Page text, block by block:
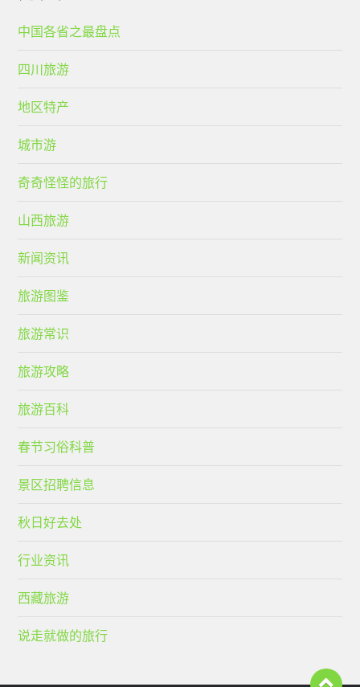
中国各省之最盘点
四川旅游
地区特产
城市游
奇奇怪怪的旅行
山西旅游
新闻资讯
旅游图鉴
旅游常识
旅游攻略
旅游百科
春节习俗科普
景区招聘信息
秋日好去处
行业资讯
西藏旅游
说走就做的旅行